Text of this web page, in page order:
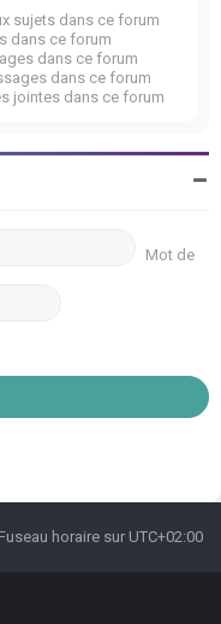
sujets dans ce forum
dans ce forum
dans ce forum
dans ce forum
jointes dans ce forum
Mot de
Fuseau horaire sur UTC+02:00